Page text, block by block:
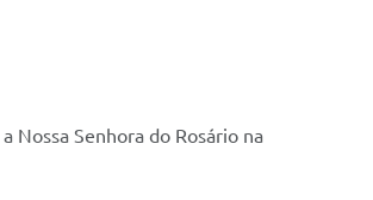
Nossa Senhora do Rosário na